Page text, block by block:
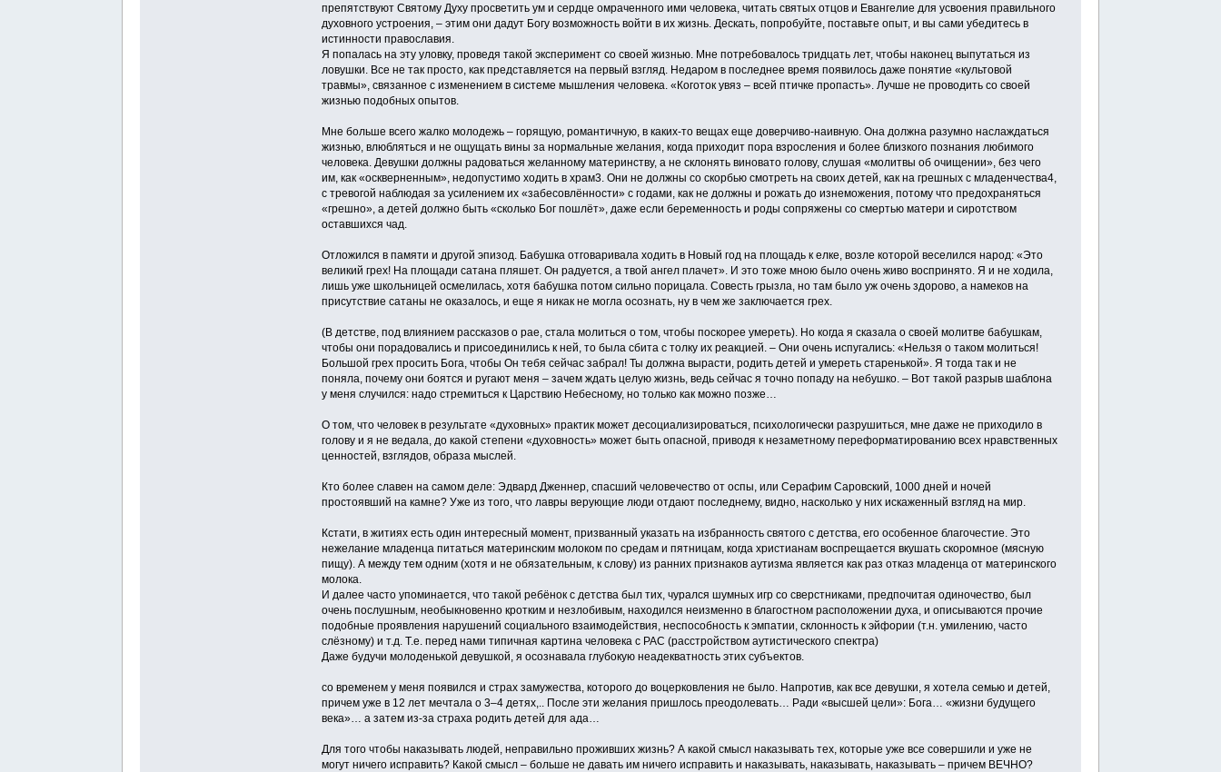
препятствуют Святому Духу просветить ум и сердце омраченного ими человека, читать святых отцов и Евангелие для усвоения правильного
духовного устроения, – этим они дадут Богу возможность войти в их жизнь. Дескать, попробуйте, поставьте опыт, и вы сами убедитесь в
истинности православия.
Я попалась на эту уловку, проведя такой эксперимент со своей жизнью. Мне потребовалось тридцать лет, чтобы наконец выпутаться из
ловушки. Все не так просто, как представляется на первый взгляд. Недаром в последнее время появилось даже понятие «культовой
травмы», связанное с изменением в системе мышления человека. «Коготок увяз – всей птичке пропасть». Лучше не проводить со своей
жизнью подобных опытов.
Мне больше всего жалко молодежь – горящую, романтичную, в каких-то вещах еще доверчиво-наивную. Она должна разумно наслаждаться
жизнью, влюбляться и не ощущать вины за нормальные желания, когда приходит пора взросления и более близкого познания любимого
человека. Девушки должны радоваться желанному материнству, а не склонять виновато голову, слушая «молитвы об очищении», без чего
им, как «оскверненным», недопустимо ходить в храм3. Они не должны со скорбью смотреть на своих детей, как на грешных с младенчества4,
с тревогой наблюдая за усилением их «забесовлённости» с годами, как не должны и рожать до изнеможения, потому что предохраняться
«грешно», а детей должно быть «сколько Бог пошлёт», даже если беременность и роды сопряжены со смертью матери и сиротством
оставшихся чад.
Отложился в памяти и другой эпизод. Бабушка отговаривала ходить в Новый год на площадь к елке, возле которой веселился народ: «Это
великий грех! На площади сатана пляшет. Он радуется, а твой ангел плачет». И это тоже мною было очень живо воспринято. Я и не ходила,
лишь уже школьницей осмелилась, хотя бабушка потом сильно порицала. Совесть грызла, но там было уж очень здорово, а намеков на
присутствие сатаны не оказалось, и еще я никак не могла осознать, ну в чем же заключается грех.
(В детстве, под влиянием рассказов о рае, стала молиться о том, чтобы поскорее умереть). Но когда я сказала о своей молитве бабушкам,
чтобы они порадовались и присоединились к ней, то была сбита с толку их реакцией. – Они очень испугались: «Нельзя о таком молиться!
Большой грех просить Бога, чтобы Он тебя сейчас забрал! Ты должна вырасти, родить детей и умереть старенькой». Я тогда так и не
поняла, почему они боятся и ругают меня – зачем ждать целую жизнь, ведь сейчас я точно попаду на небушко. – Вот такой разрыв шаблона
у меня случился: надо стремиться к Царствию Небесному, но только как можно позже…
О том, что человек в результате «духовных» практик может десоциализироваться, психологически разрушиться, мне даже не приходило в
голову и я не ведала, до какой степени «духовность» может быть опасной, приводя к незаметному переформатированию всех нравственных
ценностей, взглядов, образа мыслей.
Кто более славен на самом деле: Эдвард Дженнер, спасший человечество от оспы, или Серафим Саровский, 1000 дней и ночей
простоявший на камне? Уже из того, что лавры верующие люди отдают последнему, видно, насколько у них искаженный взгляд на мир.
Кстати, в житиях есть один интересный момент, призванный указать на избранность святого с детства, его особенное благочестие. Это
нежелание младенца питаться материнским молоком по средам и пятницам, когда христианам воспрещается вкушать скоромное (мясную
пищу). А между тем одним (хотя и не обязательным, к слову) из ранних признаков аутизма является как раз отказ младенца от материнского
молока.
И далее часто упоминается, что такой ребёнок с детства был тих, чурался шумных игр со сверстниками, предпочитая одиночество, был
очень послушным, необыкновенно кротким и незлобивым, находился неизменно в благостном расположении духа, и описываются прочие
подобные проявления нарушений социального взаимодействия, неспособность к эмпатии, склонность к эйфории (т.н. умилению, часто
слёзному) и т.д. Т.е. перед нами типичная картина человека с РАС (расстройством аутистического спектра)
Даже будучи молоденькой девушкой, я осознавала глубокую неадекватность этих субъектов.
со временем у меня появился и страх замужества, которого до воцерковления не было. Напротив, как все девушки, я хотела семью и детей,
причем уже в 12 лет мечтала о 3–4 детях,.. После эти желания пришлось преодолевать… Ради «высшей цели»: Бога… «жизни будущего
века»… а затем из-за страха родить детей для ада…
Для того чтобы наказывать людей, неправильно проживших жизнь? А какой смысл наказывать тех, которые уже все совершили и уже не
могут ничего исправить? Какой смысл – больше не давать им ничего исправить и наказывать, наказывать, наказывать – причем ВЕЧНО?